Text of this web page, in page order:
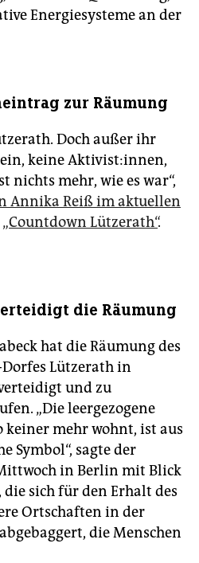
Energiesysteme an der
zur Räumung
Doch außer ihr
keine Aktivist:innen,
nichts mehr, wie es war“,
Annika Reiß im aktuellen
„Countdown Lützerath“.
die Räumung
hat die Räumung des
Lützerath in
und zu
„Die leergezogene
keiner mehr wohnt, ist aus
Symbol“, sagte der
in Berlin mit Blick
sich für den Erhalt des
Ortschaften in der
die Menschen